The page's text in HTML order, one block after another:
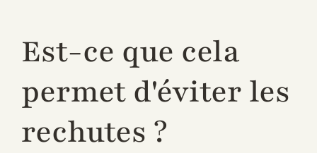
Soins
À propos de moi
Est-ce que cela
permet d'éviter les
rechutes ?